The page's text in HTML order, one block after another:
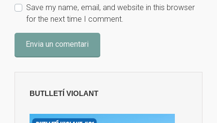
Save my name, email, and website in this browser
for the next time I comment.
BUTLLETÍ VIOLANT